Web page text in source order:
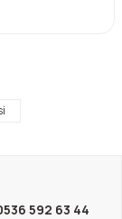
592 63 44